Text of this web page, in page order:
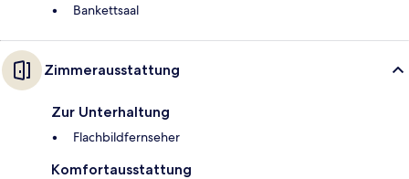
Bankettsaal
Zimmerausstattung
Zur Unterhaltung
Flachbildfernseher
Komfortausstattung